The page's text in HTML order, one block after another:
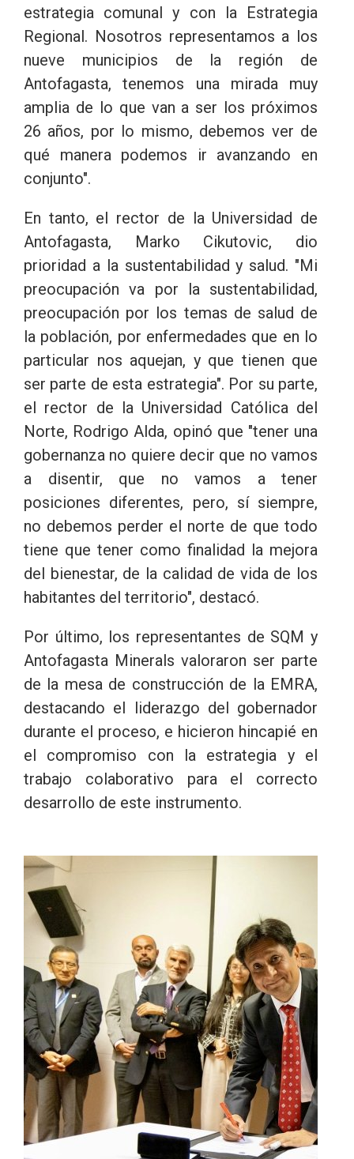
estrategia comunal y con la Estrategia
Regional. Nosotros representamos a los
nueve municipios de la región de
Antofagasta, tenemos una mirada muy
amplia de lo que van a ser los próximos
26 años, por lo mismo, debemos ver de
qué manera podemos ir avanzando en
conjunto".
En tanto, el rector de la Universidad de
Antofagasta, Marko Cikutovic, dio
prioridad a la sustentabilidad y salud. "Mi
preocupación va por la sustentabilidad,
preocupación por los temas de salud de
la población, por enfermedades que en lo
particular nos aquejan, y que tienen que
ser parte de esta estrategia". Por su parte,
el rector de la Universidad Católica del
Norte, Rodrigo Alda, opinó que "tener una
gobernanza no quiere decir que no vamos
a disentir, que no vamos a tener
posiciones diferentes, pero, sí siempre,
no debemos perder el norte de que todo
tiene que tener como finalidad la mejora
del bienestar, de la calidad de vida de los
habitantes del territorio", destacó.
Por último, los representantes de SQM y
Antofagasta Minerals valoraron ser parte
de la mesa de construcción de la EMRA,
destacando el liderazgo del gobernador
durante el proceso, e hicieron hincapié en
el compromiso con la estrategia y el
trabajo colaborativo para el correcto
desarrollo de este instrumento.